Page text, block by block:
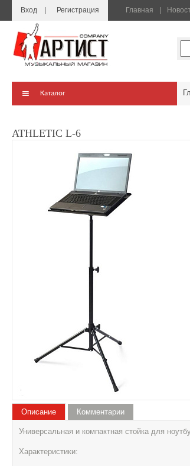
Вход Регистрация Главная
Каталог
ATHLETIC L-6
Описание
Универсальная и компактная стойка для
Характеристики:
Комментарии